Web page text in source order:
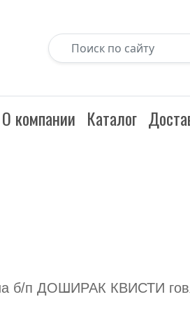
О компании Каталог
б/п ДОШИРАК КВИСТИ